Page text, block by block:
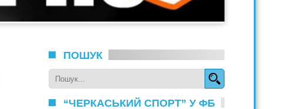
ПОШУК
“ЧЕРКАСЬКИЙ СПОРТ” У ФБ